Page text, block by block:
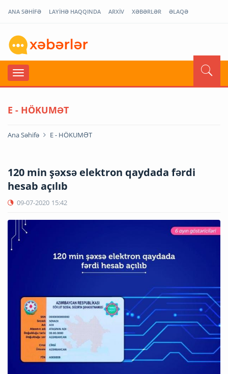
ANA SƏHİFƏ LAYİHƏ HAQQINDA ARXİV XƏBƏRLƏR ƏLAQƏ
E - HÖKUMƏT
Ana Səhifə E - HÖKUMƏT
120 min şəxsə elektron qaydada fərdi
hesab açılıb
09-07-2020 15:42